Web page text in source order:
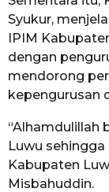
Syukur,
IPIM
dengan
mendorong
kepengurusan
“Alhamdulillah
Luwu
Kabupaten
Misbahuddin.